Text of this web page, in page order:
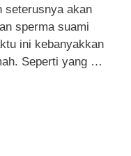
seterusnya akan
sperma suami
ini kebanyakkan
Seperti yang …